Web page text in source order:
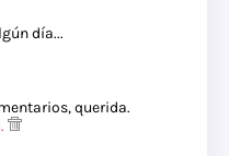
día...
querida.